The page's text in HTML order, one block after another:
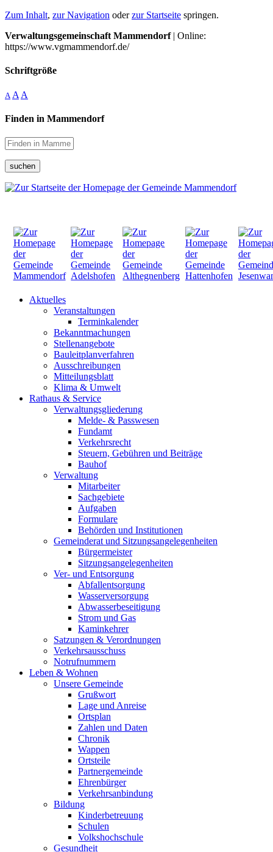
Zum Inhalt, zur Navigation oderzur Startseite springen.
Verwaltungsgemeinschaft Mammendorf| Online:
https://www.vgmammendorf.de/
Schriftgröße
A A A
Finden in Mammendorf
suchen
Aktuelles
Veranstaltungen
Terminkalender
Bekanntmachungen
Stellenangebote
Bauleitplanverfahren
Ausschreibungen
Mitteilungsblatt
Klima & Umwelt
Rathaus & Service
Verwaltungsgliederung
Melde- & Passwesen
Fundamt
Verkehrsrecht
Steuern, Gebühren und Beiträge
Bauhof
Verwaltung
Mitarbeiter
Sachgebiete
Aufgaben
Formulare
Behörden und Institutionen
Gemeinderat und Sitzungsangelegenheiten
Bürgermeister
Sitzungsangelegenheiten
Ver- und Entsorgung
Abfallentsorgung
Wasserversorgung
Abwasserbeseitigung
Strom und Gas
Kaminkehrer
Satzungen & Verordnungen
Verkehrsausschuss
Notrufnummern
Leben & Wohnen
Unsere Gemeinde
Grußwort
Lage und Anreise
Ortsplan
Zahlen und Daten
Chronik
Wappen
Ortsteile
Partnergemeinde
Ehrenbürger
Verkehrsanbindung
Bildung
Kinderbetreuung
Schulen
Volkshochschule
Gesundheit